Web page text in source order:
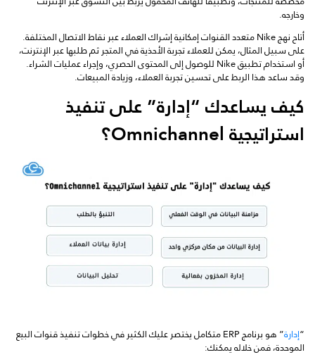
وخارجه.
أتاح نهج Nike متعدد القنوات إمكانية إشراك العملاء عبر نقاط الاتصال المختلفة.
على سبيل المثال، يمكن للعملاء تجربة الأحذية في المتجر ثم طلبها عبر الإنترنت،
أو استخدام تطبيق Nike للوصول إلى المحتوى الحصري، وإجراء عمليات الشراء.
وقد ساعد هذا الربط على تحسين تجربة العملاء، وزيادة المبيعات.
كيف يساعدك “إدارة” على تنفيذ
استراتيجية Omnichannel؟
“إدارة ” هو برنامج ERP متكامل يختصر عليك الكثير في خطوات تنفيذ قنوات البيع
الموحدة، فمن خلاله يمكنك: